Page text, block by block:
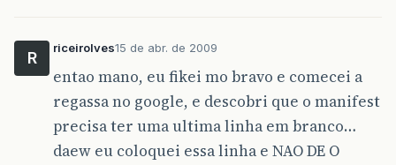
R
riceirolves15 de abr. de 2009
entao mano, eu fikei mo bravo e comecei a
regassa no google, e descobri que o manifest
precisa ter uma ultima linha em branco…
daew eu coloquei essa linha e NAO DE O